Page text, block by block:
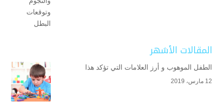
المقالات الأشهر
الطفل الموهوب و أرز العلامات التي تؤكد هذا
12 مارس، 2019